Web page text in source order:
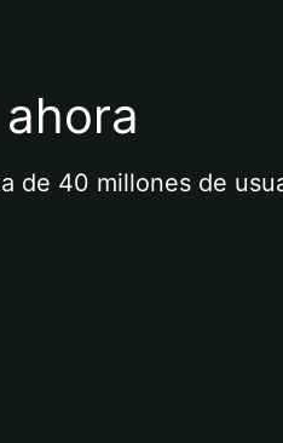
de 40 millones de